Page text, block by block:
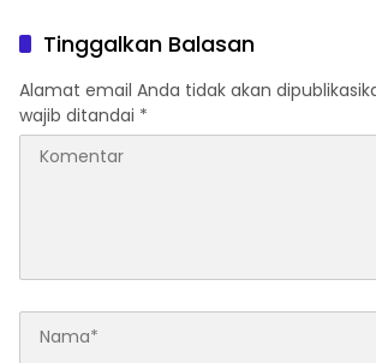
Tinggalkan Balasan
Alamat email Anda tidak akan
wajib ditandai *